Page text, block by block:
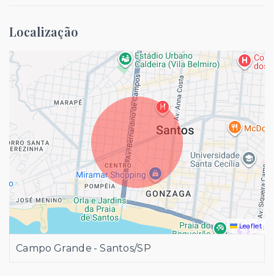
Localização
Leaflet
Campo Grande - Santos/SP